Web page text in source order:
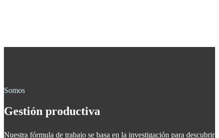
Somos
Gestión productiva
Nuestra fórmula de trabajo se basa en la investigación para descubrir